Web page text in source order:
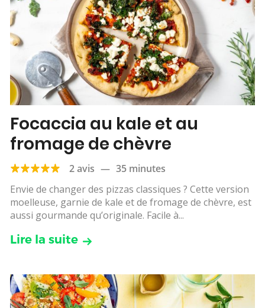
Focaccia au kale et au
fromage de chèvre
2 avis — 35 minutes
Envie de changer des pizzas classiques ? Cette version
moelleuse, garnie de kale et de fromage de chèvre, est
aussi gourmande qu’originale. Facile à...
Lire la suite